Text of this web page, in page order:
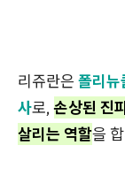
리쥬란은 폴리뉴
사로,손상된 진
살리는 역할을